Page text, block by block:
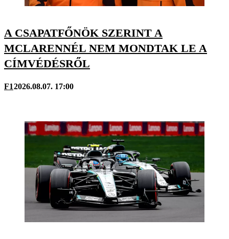
A CSAPATFŐNÖK SZERINT A
MCLARENNÉL NEM MONDTAK LE A
CÍMVÉDÉSRŐL
F12026.08.07. 17:00